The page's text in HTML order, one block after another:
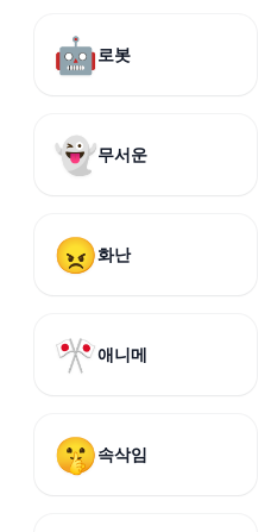
🤖 로봇
👻무서운
😠화난
🎌애니메
🤫속삭임